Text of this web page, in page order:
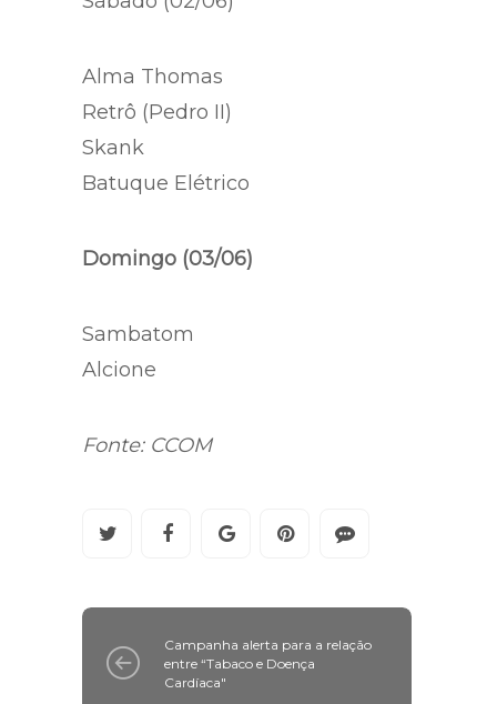
Alma Thomas
Retrô (Pedro II)
Skank
Batuque Elétrico
Domingo (03/06)
Sambatom
Alcione
Fonte: CCOM
Campanha alerta para a relação
entre “Tabaco e Doença
Cardíaca"